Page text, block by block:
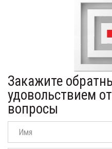
Закажите
удовольствием
вопросы